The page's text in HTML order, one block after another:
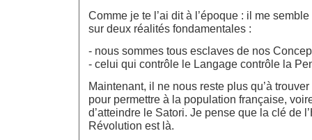
Comme je te l’ai dit à l’époque : il me
sur deux réalités fondamentales :
- nous sommes tous esclaves de nos
- celui qui contrôle le Langage contrôle la
Maintenant, il ne nous reste plus qu’à
pour permettre à la population française,
d’atteindre le Satori. Je pense que la clé de
Révolution est là.